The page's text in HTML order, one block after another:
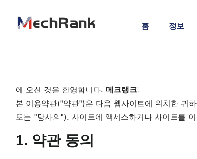
홈 정보
에 오신 것을 환영합니다. 메크랭크!
본 이용약관("약관")은 다음 웹사이트에 위치한 귀
또는 "당사의"). 사이트에 액세스하거나 사이트를
1. 약관 동의